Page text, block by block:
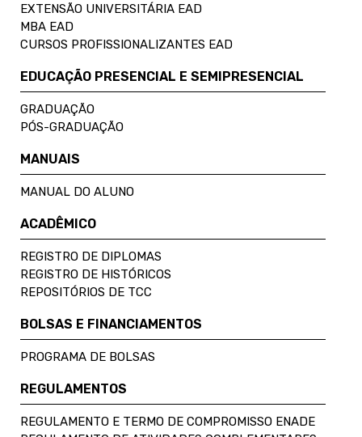
EXTENSÃO UNIVERSITÁRIA EAD
MBA EAD
CURSOS PROFISSIONALIZANTES EAD
EDUCAÇÃO PRESENCIAL E SEMIPRESENCIAL
GRADUAÇÃO
PÓS-GRADUAÇÃO
MANUAIS
MANUAL DO ALUNO
ACADÊMICO
REGISTRO DE DIPLOMAS
REGISTRO DE HISTÓRICOS
REPOSITÓRIOS DE TCC
BOLSAS E FINANCIAMENTOS
PROGRAMA DE BOLSAS
REGULAMENTOS
REGULAMENTO E TERMO DE COMPROMISSO ENADE